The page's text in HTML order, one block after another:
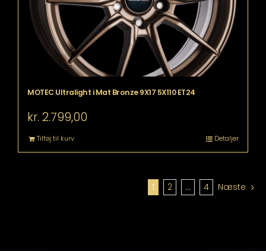
MOTEC Ultralight i Mat Bronze 9X17 5X110 ET24
kr. 2.799,00
Tilføj til kurv Detaljer
1 2 … 4 Næste